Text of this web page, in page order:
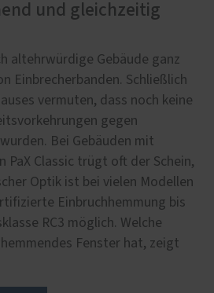
und gleichzeitig
altehrwürdige Gebäude ganz
Einbrecherbanden. Schließlich
vermuten, dass noch keine
gegen
Bei Gebäuden mit
PaX Classic trügt oft der Schein,
Optik ist bei vielen Modellen
Einbruchhemmung bis
RC3 möglich. Welche
Fenster hat, zeigt